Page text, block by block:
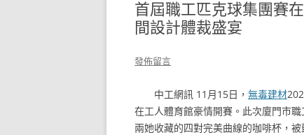
首屆職工匹克球集團賽
間設計體裁盛宴
發佈留言
中工網訊 11月15日， 無毒建材
在工人體育館豪情開賽。此次廈門市
兩她收藏的四對完美曲線的咖啡杯，